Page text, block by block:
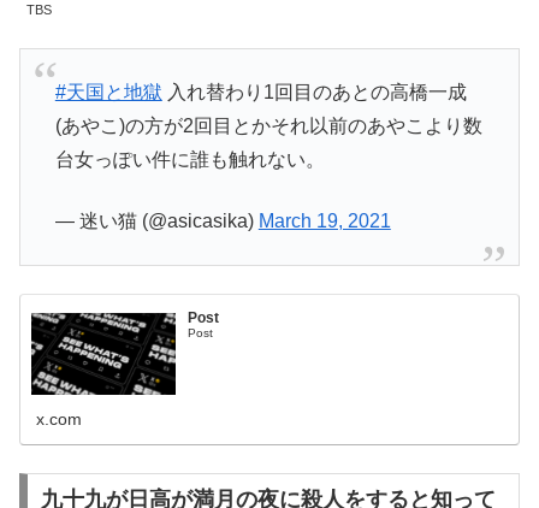
TBS
#天国と地獄 入れ替わり1回目のあとの高橋一成
(あやこ)の方が2回目とかそれ以前のあやこより数
台女っぽい件に誰も触れない。
— 迷い猫 (@asicasika) March 19, 2021
Post
Post
x.com
九十九が日高が満月の夜に殺人をすると知って